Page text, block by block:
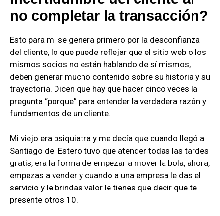
no completar la transacción?
Esto para mi se genera primero por la desconfianza
del cliente, lo que puede reflejar que el sitio web o los
mismos socios no están hablando de sí mismos,
deben generar mucho contenido sobre su historia y su
trayectoria. Dicen que hay que hacer cinco veces la
pregunta “porque” para entender la verdadera razón y
fundamentos de un cliente.
Mi viejo era psiquiatra y me decía que cuando llegó a
Santiago del Estero tuvo que atender todas las tardes
gratis, era la forma de empezar a mover la bola, ahora,
empezas a vender y cuando a una empresa le das el
servicio y le brindas valor le tienes que decir que te
presente otros 10.